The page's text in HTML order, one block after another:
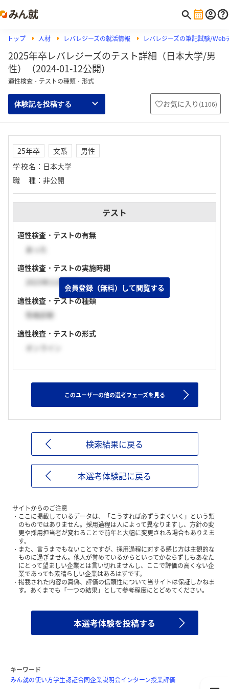
トップ 人材 レバレジーズの就活情報 レバレジーズの筆記試験/Web
2025年卒レバレジーズのテスト詳細（日本大学/男
性）（2024-01-12公開）
適性検査・テストの種類・形式
体験記を投稿する お気に入り (1106)
25年卒 文系
男性
学校名 ： 日本大学
職種 ： 非公開
テスト
適性検査・テストの有無
あった
適性検査・テストの実施時期
2023年11月下旬
適性検査・テストの種類
性格診断
適性検査・テストの形式
オンライン
会員登録（無料）して閲覧する
このユーザーの他の選考フェーズを見る
検索結果に戻る
本選考体験記に戻る
サイトからのご注意
ここに掲載しているデータは、「こうすれば必ずうまくいく」という類
のものではありません。採用過程は人によって異なりますし、方針の変
更や採用担当者が変わることで前年と大幅に変更される場合もありえま
す。
また、言うまでもないことですが、採用過程に対する感じ方は主観的な
ものに過ぎません。他人が誉めているからといってかならずしもあなた
にとって望ましい企業とは言い切れませんし、ここで評価の高くない企
業であっても素晴らしい企業はあるはずです。
掲載された内容の真偽、評価の信頼性について当サイトは保証しかねま
す。あくまでも「一つの結果」として参考程度にとどめてください。
本選考体験を投稿する
キーワード
みん就の使い方学生認証合同企業説明会インターン授業評価